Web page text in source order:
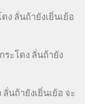
ง ลั่นถ้ายังเยิ่นเย้อ
ระโดง ลั่นถ้ายัง
นถ้ายังเยิ่นเย้อ จะ